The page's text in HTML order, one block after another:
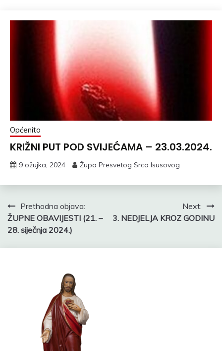
Općenito
KRIŽNI PUT POD SVIJEĆAMA – 23.03.2024.
9 ožujka, 2024 Župa Presvetog Srca Isusovog
Navigacija
objava
Prethodna objava:
ŽUPNE OBAVIJESTI (21. –
28. siječnja 2024.)
Next:
3. NEDJELJA KROZ GODINU